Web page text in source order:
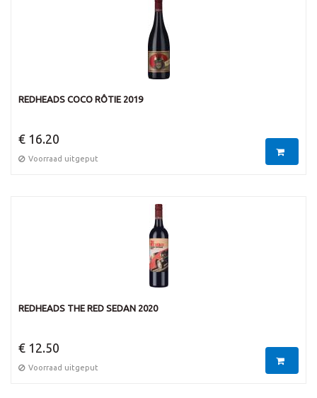
REDHEADS COCO RÔTIE 2019
€ 16.20
Voorraad uitgeput
REDHEADS THE RED SEDAN 2020
€ 12.50
Voorraad uitgeput